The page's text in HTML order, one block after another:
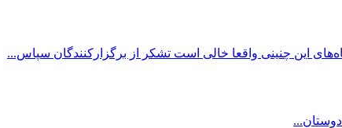
این چنینی واقعا خالی است تشکر از برگزارکنندگان سپاس...